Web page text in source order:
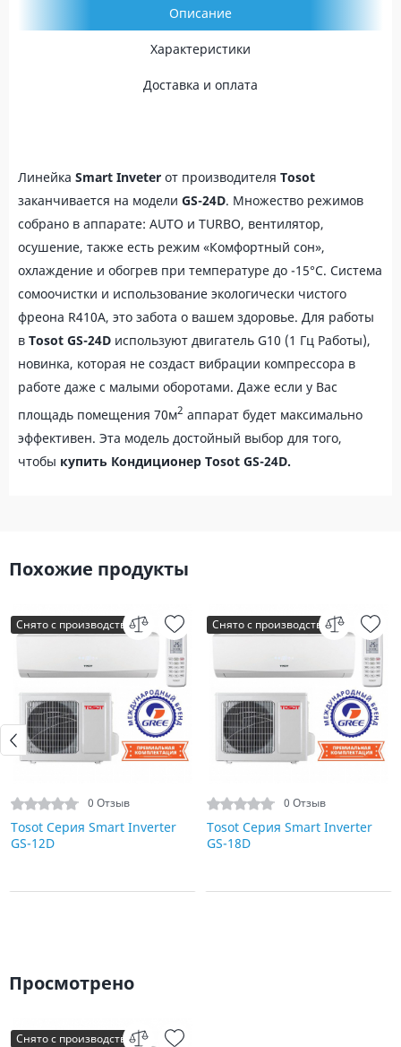
Описание
Характеристики
Доставка и оплата
Линейка Smart Inveter от производителя Tosot
заканчивается на модели GS-24D. Множество режимов
собрано в аппарате: AUTO и TURBO, вентилятор,
осушение, также есть режим «Комфортный сон»,
охлаждение и обогрев при температуре до -15°C. Система
сомоочистки и использование экологически чистого
фреона R410A, это забота о вашем здоровье. Для работы
в Tosot GS-24D используют двигатель G10 (1 Гц Работы),
новинка, которая не создаст вибрации компрессора в
работе даже с малыми оборотами. Даже если у Вас
площадь помещения 70м2 аппарат будет максимально
эффективен. Эта модель достойный выбор для того,
чтобы купить Кондиционер Tosot GS-24D.
Похожие продукты
Снято с производства
0 Отзыв
Tosot Серия Smart Inverter
GS-12D
Снято с производства
0 Отзыв
Tosot Серия Smart Inverter
GS-18D
Просмотрено
Снято с производства